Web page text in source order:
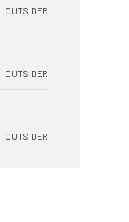
OUTSIDER
OUTSIDER
OUTSIDER